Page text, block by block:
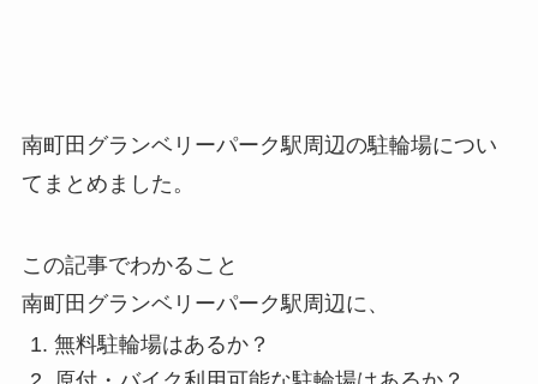
南町田グランベリーパーク駅周辺の駐輪場につい
てまとめました。
この記事でわかること
南町田グランベリーパーク駅周辺に、
無料駐輪場はあるか？